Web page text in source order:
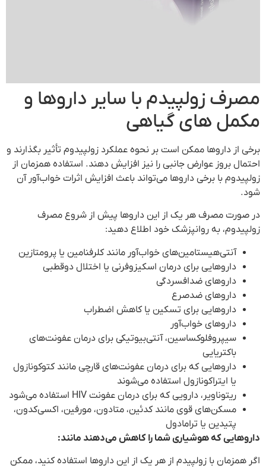
مصرف زولپیدم با سایر داروها و
مکمل های گیاهی
برخی از داروها ممکن است بر نحوه عملکرد زولپیدوم تأثیر بگذارند و
احتمال بروز عوارض جانبی را نیز افزایش دهند. استفاده همزمان از
زولپیدوم با برخی داروها می‌تواند باعث افزایش اثرات خواب‌آور آن
شود.
در صورت مصرف هر یک از این داروها پیش از شروع مصرف
زولپیدوم، به روانپزشک خود اطلاع دهید:
آنتی‌هیستامین‌های خواب‌آور مانند کلرفنامین یا پرومتازین
داروهایی برای درمان اسکیزوفرنی یا اختلال دوقطبی
داروهای ضدافسردگی
داروهای ضدصرع
داروهایی برای تسکین یا کاهش اضطراب
داروهای خواب‌آور
سیپروفلوکساسین، آنتی‌بیوتیکی برای درمان عفونت‌های
باکتریایی
داروهایی که برای درمان عفونت‌های قارچی مانند کتوکونازول
یا ایتراکونازول استفاده می‌شوند
ریتوناویر، دارویی که برای درمان عفونت HIV استفاده می‌شود
مسکن‌های قوی مانند کدئین، متادون، مورفین، اکسی‌کدون،
پتیدین یا ترامادول
داروهایی که هوشیاری شما را کاهش می‌دهند مانند:
اگر همزمان با زولپیدم از هر یک از این داروها استفاده کنید، ممکن